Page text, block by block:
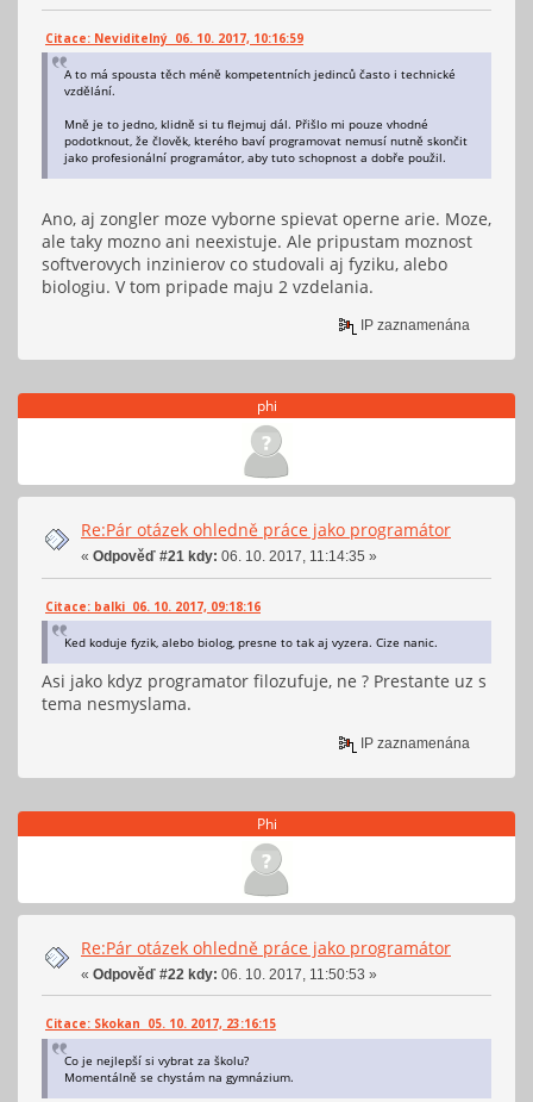
Citace: Neviditelný 06. 10. 2017, 10:16:59
A to má spousta těch méně kompetentních jedinců často i technické
vzdělání.
Mně je to jedno, klidně si tu flejmuj dál. Přišlo mi pouze vhodné
podotknout, že člověk, kterého baví programovat nemusí nutně skončit
jako profesionální programátor, aby tuto schopnost a dobře použil.
Ano, aj zongler moze vyborne spievat operne arie. Moze,
ale taky mozno ani neexistuje. Ale pripustam moznost
softverovych inzinierov co studovali aj fyziku, alebo
biologiu. V tom pripade maju 2 vzdelania.
IP zaznamenána
phi
Re:Pár otázek ohledně práce jako programátor
« Odpověď #21 kdy: 06. 10. 2017, 11:14:35 »
Citace: balki 06. 10. 2017, 09:18:16
Ked koduje fyzik, alebo biolog, presne to tak aj vyzera. Cize nanic.
Asi jako kdyz programator filozufuje, ne ? Prestante uz s
tema nesmyslama.
IP zaznamenána
Phi
Re:Pár otázek ohledně práce jako programátor
« Odpověď #22 kdy: 06. 10. 2017, 11:50:53 »
Citace: Skokan 05. 10. 2017, 23:16:15
Co je nejlepší si vybrat za školu?
Momentálně se chystám na gymnázium.